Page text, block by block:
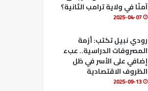
b
e
آمنًا في ولاية ترامب الثانية؟
2025-04-07
رودي نبيل تكتب: أزمة
المصروفات الدراسية.. عبء
إضافي على الأسر في ظل
الظروف الاقتصادية
2025-09-13